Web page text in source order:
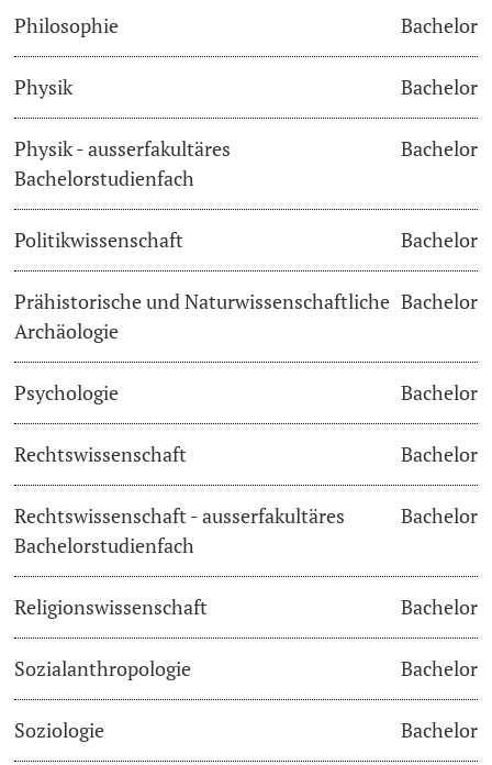
Philosophie Bachelor
Physik Bachelor
Physik - ausserfakultäres
Bachelorstudienfach
Bachelor
Politikwissenschaft Bachelor
Prähistorische und Naturwissenschaftliche
Archäologie
Bachelor
Psychologie Bachelor
Rechtswissenschaft Bachelor
Rechtswissenschaft - ausserfakultäres
Bachelorstudienfach
Bachelor
Religionswissenschaft Bachelor
Sozialanthropologie Bachelor
Soziologie Bachelor